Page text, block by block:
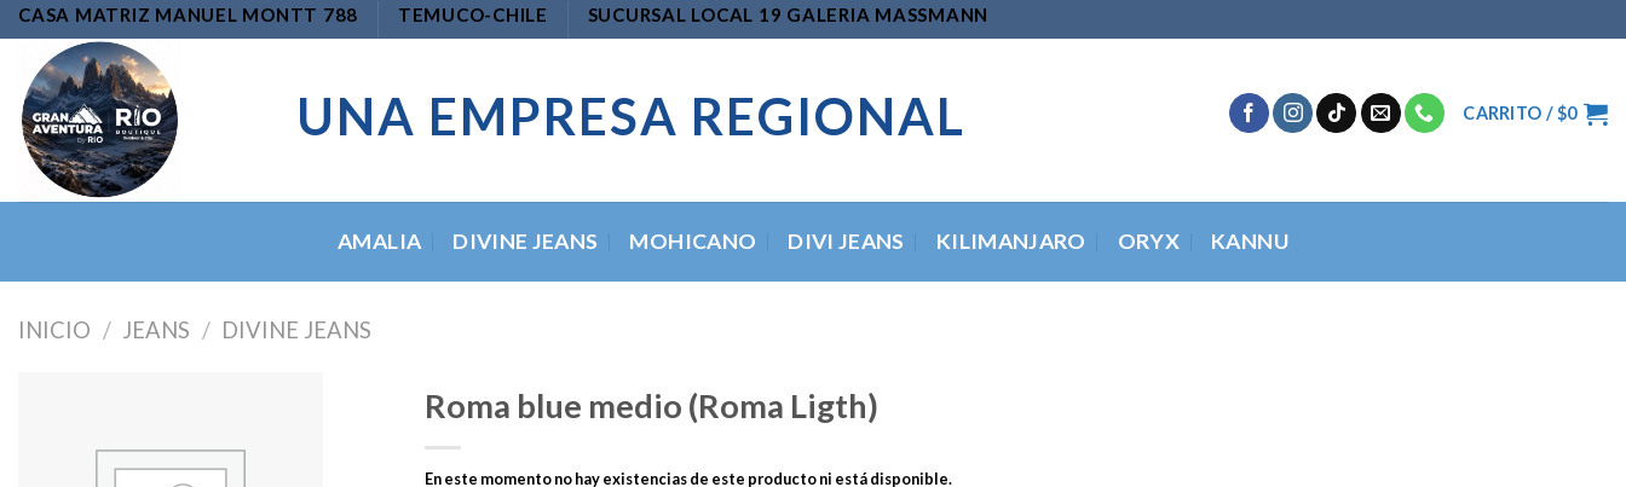
Skip
to
content
CASA MATRIZ MANUEL MONTT 788 TEMUCO-CHILE SUCURSAL LOCAL 19 GALERIA MASSMANN
UNA EMPRESA REGIONAL CARRITO /$0
AMALIA DIVINE JEANS MOHICANO DIVI JEANS KILIMANJARO ORYX KANNU
INICIO / JEANS / DIVINE JEANS
Roma blue medio (Roma Ligth)
En este momento no hay existencias de este producto ni está disponible.